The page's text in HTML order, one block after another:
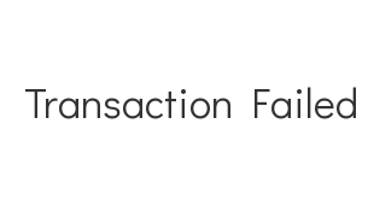
Transaction Failed